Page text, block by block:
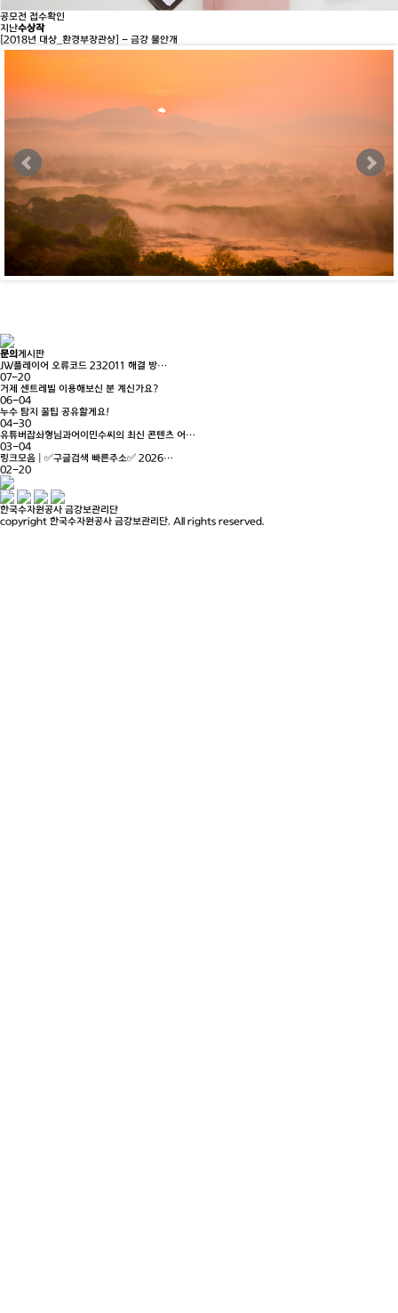
공모전 접수확인
지난수상작
[2018년 대상_환경부장관상] - 금강 물안개
문의게시판
JW플레이어 오류코드 232011 해결 방…
07-20
거제 센트레빌 이용해보신 분 계신가요?
06-04
누수 탐지 꿀팁 공유할게요!
04-30
유튜버잡솨형님과어이민수씨의 최신 콘텐츠 어…
03-04
링크모음 | ✅구글검색 빠른주소✅ 2026…
02-20
한국수자원공사 금강보관리단
copyright 한국수자원공사 금강보관리단. All rights reserved.